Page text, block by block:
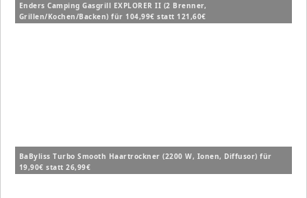
Enders Camping Gasgrill EXPLORER II (2 Brenner,
Grillen/Kochen/Backen) für 104,99€ statt 121,60€
BaByliss Turbo Smooth Haartrockner (2200 W, Ionen, Diffusor) für
19,90€ statt 26,99€